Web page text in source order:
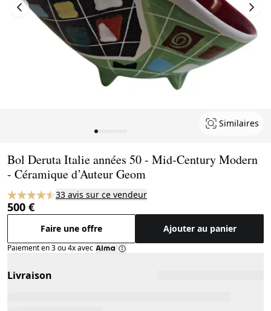
Similaires
Bol Deruta Italie années 50 - Mid-Century Modern
- Céramique d’Auteur Geom
33 avis sur ce vendeur
500 €
Faire une offre Ajouter au panier
Paiement en 3 ou 4x avec
Livraison